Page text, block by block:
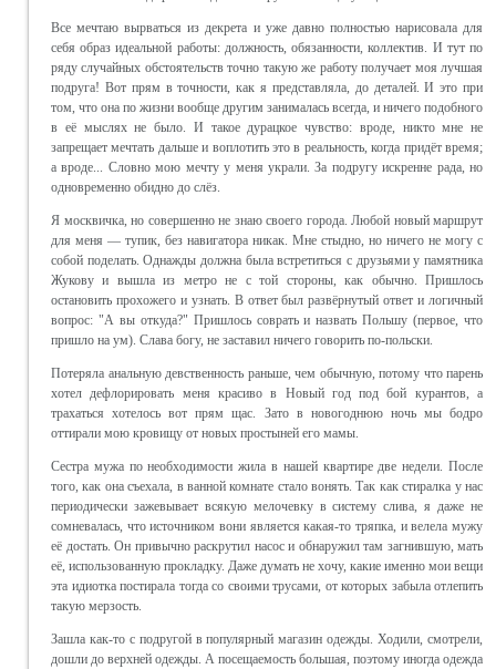
Все мечтаю вырваться из декрета и уже давно полностью нарисовала для
себя образ идеальной работы: должность, обязанности, коллектив. И тут по
ряду случайных обстоятельств точно такую же работу получает моя лучшая
подруга! Вот прям в точности, как я представляла, до деталей. И это при
том, что она по жизни вообще другим занималась всегда, и ничего подобного
в её мыслях не было. И такое дурацкое чувство: вроде, никто мне не
запрещает мечтать дальше и воплотить это в реальность, когда придёт время;
а вроде... Словно мою мечту у меня украли. За подругу искренне рада, но
одновременно обидно до слёз.
Я москвичка, но совершенно не знаю своего города. Любой новый маршрут
для меня — тупик, без навигатора никак. Мне стыдно, но ничего не могу с
собой поделать. Однажды должна была встретиться с друзьями у памятника
Жукову и вышла из метро не с той стороны, как обычно. Пришлось
остановить прохожего и узнать. В ответ был развёрнутый ответ и логичный
вопрос: "А вы откуда?" Пришлось соврать и назвать Польшу (первое, что
пришло на ум). Слава богу, не заставил ничего говорить по-польски.
Потеряла анальную девственность раньше, чем обычную, потому что парень
хотел дефлорировать меня красиво в Новый год под бой курантов, а
трахаться хотелось вот прям щас. Зато в новогоднюю ночь мы бодро
оттирали мою кровищу от новых простыней его мамы.
Сестра мужа по необходимости жила в нашей квартире две недели. После
того, как она съехала, в ванной комнате стало вонять. Так как стиралка у нас
периодически зажевывает всякую мелочевку в систему слива, я даже не
сомневалась, что источником вони является какая-то тряпка, и велела мужу
её достать. Он привычно раскрутил насос и обнаружил там загнившую, мать
её, использованную прокладку. Даже думать не хочу, какие именно мои вещи
эта идиотка постирала тогда со своими трусами, от которых забыла отлепить
такую мерзость.
Зашла как-то с подругой в популярный магазин одежды. Ходили, смотрели,
дошли до верхней одежды. А посещаемость большая, поэтому иногда одежда